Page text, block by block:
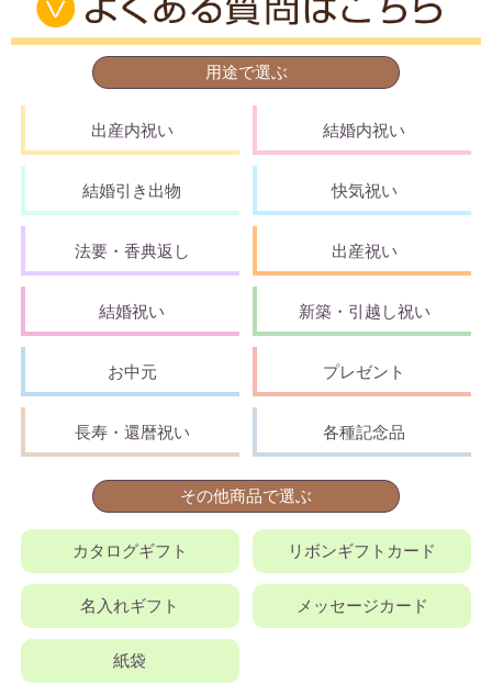
用途で選ぶ
出産内祝い 結婚内祝い
結婚引き出物 快気祝い
法要・香典返し 出産祝い
結婚祝い 新築・引越し祝い
お中元 プレゼント
長寿・還暦祝い 各種記念品
その他商品で選ぶ
カタログギフト リボンギフトカード
名入れギフト メッセージカード
紙袋